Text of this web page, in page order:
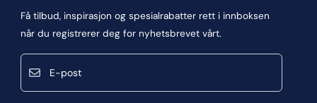
Kontakt oss
Kjøpsbetingelser
Få tilbud, inspirasjon og spesialrabatter rett i innboksen
når du registrerer deg for nyhetsbrevet vårt.